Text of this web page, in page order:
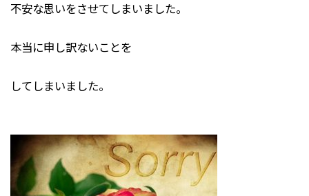
不安な思いをさせてしまいました。
本当に申し訳ないことを
してしまいました。